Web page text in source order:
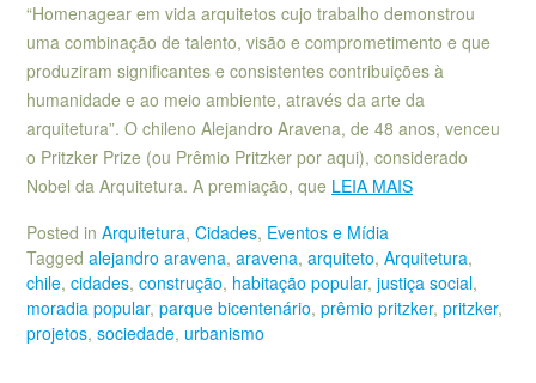
“Homenagear em vida arquitetos cujo trabalho demonstrou
uma combinação de talento, visão e comprometimento e que
produziram significantes e consistentes contribuições à
humanidade e ao meio ambiente, através da arte da
arquitetura”. O chileno Alejandro Aravena, de 48 anos, venceu
o Pritzker Prize (ou Prêmio Pritzker por aqui), considerado
Nobel da Arquitetura. A premiação, que LEIA MAIS
Posted in Arquitetura, Cidades, Eventos e Mídia
Tagged alejandro aravena, aravena, arquiteto, Arquitetura,
chile, cidades, construção, habitação popular, justiça social,
moradia popular, parque bicentenário, prêmio pritzker, pritzker,
projetos, sociedade, urbanismo